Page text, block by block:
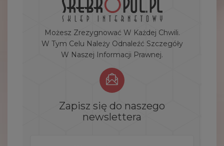
Możesz Zrezygnować W Każdej Chwili.
W Tym Celu Należy Odnaleźć Szczegóły
W Naszej Informacji Prawnej.
Zapisz się do naszego
newslettera